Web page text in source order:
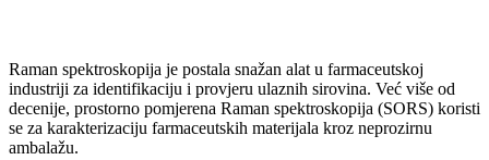
Raman spektroskopija je postala snažan alat u farmaceutskoj
industriji za identifikaciju i provjeru ulaznih sirovina. Već više od
decenije, prostorno pomjerena Raman spektroskopija (SORS) koristi
se za karakterizaciju farmaceutskih materijala kroz neprozirnu
ambalažu.